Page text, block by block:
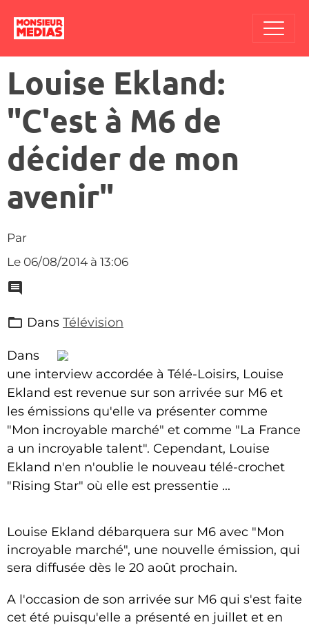
Louise Ekland:
"C'est à M6 de
décider de mon
avenir"
Par
Le 06/08/2014 à 13:06
Dans Télévision
Dans
une interview accordée à Télé-Loisirs, Louise
Ekland est revenue sur son arrivée sur M6 et
les émissions qu'elle va présenter comme
"Mon incroyable marché" et comme "La France
a un incroyable talent". Cependant, Louise
Ekland n'en n'oublie le nouveau télé-crochet
"Rising Star" où elle est pressentie ...
Louise Ekland débarquera sur M6 avec "Mon
incroyable marché", une nouvelle émission, qui
sera diffusée dès le 20 août prochain.
A l'occasion de son arrivée sur M6 qui s'est faite
cet été puisqu'elle a présenté en juillet et en